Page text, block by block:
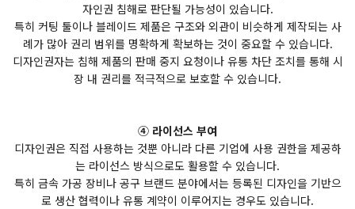
자인권 침해로 판단될 가능성이 있습니다.
특히 커팅 툴이나 블레이드 제품은 구조와 외관이 비슷하게 제작되는 사
례가 많아 권리 범위를 명확하게 확보하는 것이 중요할 수 있습니다.
디자인권자는 침해 제품의 판매 중지 요청이나 유통 차단 조치를 통해 시
장 내 권리를 적극적으로 보호할 수 있습니다.
④ 라이선스 부여
디자인권은 직접 사용하는 것뿐 아니라 다른 기업에 사용 권한을 제공하
는 라이선스 방식으로도 활용할 수 있습니다.
특히 금속 가공 장비나 공구 브랜드 분야에서는 등록된 디자인을 기반으
로 생산 협력이나 유통 계약이 이루어지는 경우도 있습니다.